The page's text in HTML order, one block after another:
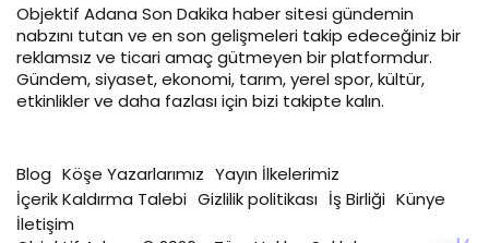
Objektif Adana Son Dakika haber sitesi gündemin
nabzını tutan ve en son gelişmeleri takip edeceğiniz bir
reklamsız ve ticari amaç gütmeyen bir platformdur.
Gündem, siyaset, ekonomi, tarım, yerel spor, kültür,
etkinlikler ve daha fazlası için bizi takipte kalın.
Blog Köşe Yazarlarımız Yayın İlkelerimiz
İçerik Kaldırma Talebi Gizlilik politikası İş Birliği Künye
İletişim